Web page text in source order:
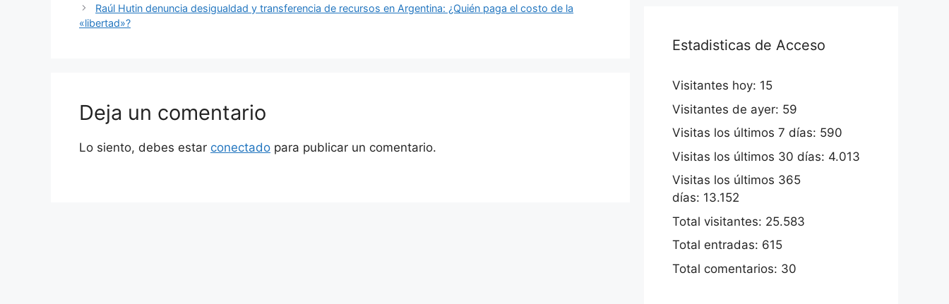
Raúl Hutin denuncia desigualdad y transferencia de recursos en Argentina: ¿Quién paga el costo de la
«libertad»?
Deja un comentario
Lo siento, debes estar conectado para publicar un comentario.
Estadisticas de Acceso
Visitantes hoy: 15
Visitantes de ayer: 59
Visitas los últimos 7 días: 590
Visitas los últimos 30 días: 4.013
Visitas los últimos 365
días: 13.152
Total visitantes: 25.583
Total entradas: 615
Total comentarios: 30